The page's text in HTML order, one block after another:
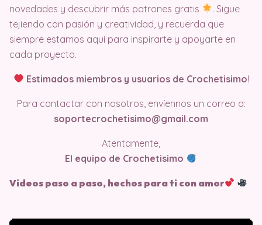
novedades y descubrir más patrones gratis
. Sigue
tejiendo con pasión y creatividad, y recuerda que
siempre estamos aquí para inspirarte y apoyarte en
cada proyecto.
Estimados miembros y usuarios de Crochetisimo!
Para contactar con nosotros, envíennos un correo a:
soportecrochetisimo@gmail.com
Atentamente,
El equipo de Crochetisimo
Videos paso a paso, hechos para ti con amor